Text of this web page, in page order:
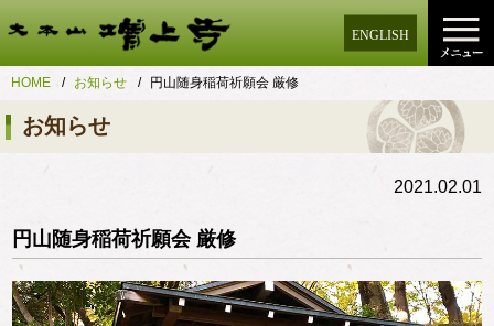
ENGLISH
HOME お知らせ 円山随身稲荷祈願会 厳修
お知らせ
2021.02.01
円山随身稲荷祈願会 厳修